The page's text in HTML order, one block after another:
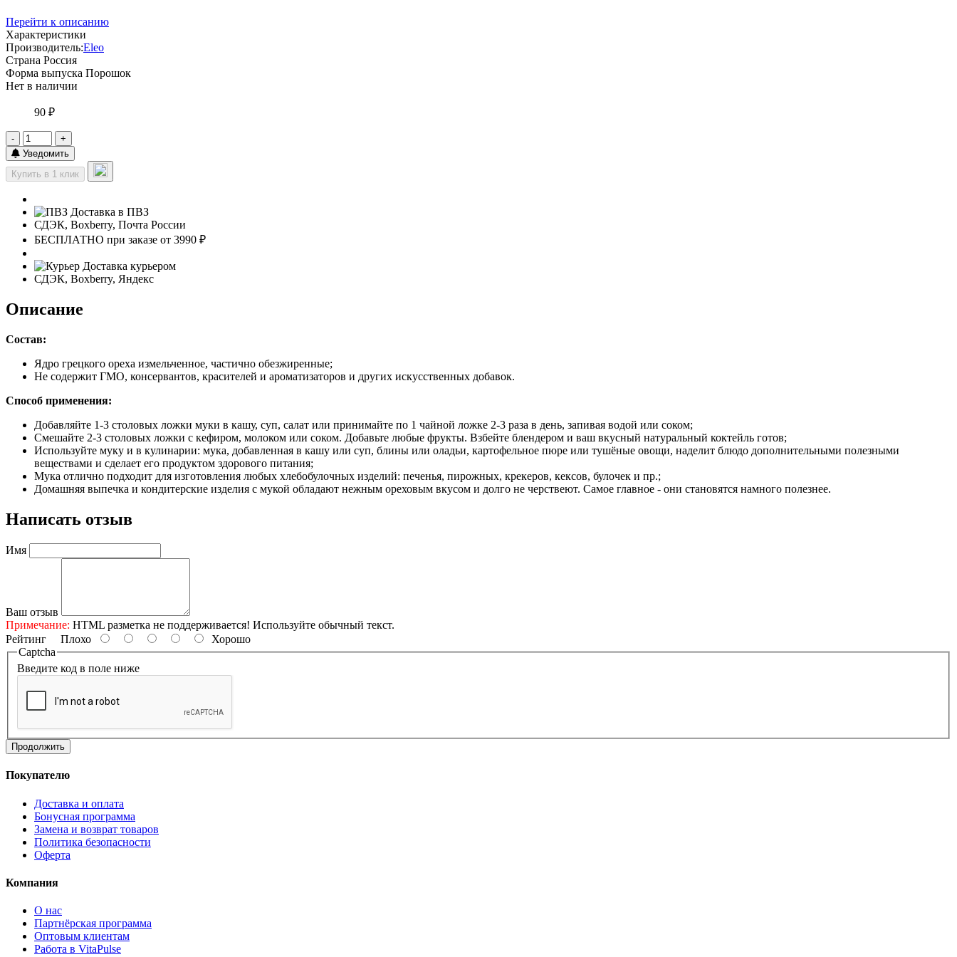
Перейти к описанию
Характеристики
Производитель:Eleo
Страна Россия
Форма выпуска Порошок
Нет в наличии
90 ₽
-
+
Уведомить
Купить в 1 клик
Доставка в ПВЗ
СДЭК, Boxberry, Почта России
БЕСПЛАТНО при заказе от 3990 ₽
Доставка курьером
СДЭК, Boxberry, Яндекс
Описание
Состав:
Ядро грецкого ореха измельченное, частично обезжиренные;
Не содержит ГМО, консервантов, красителей и ароматизаторов и других искусственных добавок.
Способ применения:
Добавляйте 1-3 столовых ложки муки в кашу, суп, салат или принимайте по 1 чайной ложке 2-3 раза в день, запивая водой или соком;
Смешайте 2-3 столовых ложки с кефиром, молоком или соком. Добавьте любые фрукты. Взбейте блендером и ваш вкусный натуральный коктейль готов;
Используйте муку и в кулинарии: мука, добавленная в кашу или суп, блины или оладьи, картофельное пюре или тушёные овощи, наделит блюдо дополнительными полезными
веществами и сделает его продуктом здорового питания;
Мука отлично подходит для изготовления любых хлебобулочных изделий: печенья, пирожных, крекеров, кексов, булочек и пр.;
Домашняя выпечка и кондитерские изделия с мукой обладают нежным ореховым вкусом и долго не черствеют. Самое главное - они становятся намного полезнее.
Написать отзыв
Имя
Ваш отзыв
Примечание: HTML разметка не поддерживается! Используйте обычный текст.
Рейтинг Плохо
Хорошо
Captcha
Введите код в поле ниже
Продолжить
Покупателю
Доставка и оплата
Бонусная программа
Замена и возврат товаров
Политика безопасности
Оферта
Компания
О нас
Партнёрская программа
Оптовым клиентам
Работа в VitaPulse